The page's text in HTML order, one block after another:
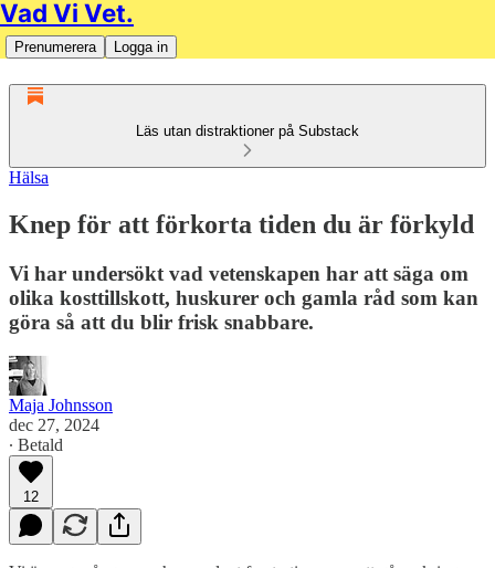
Vad Vi Vet.
Prenumerera Logga in
Läs utan distraktioner på Substack
Hälsa
Knep för att förkorta tiden du är förkyld
Vi har undersökt vad vetenskapen har att säga om
olika kosttillskott, huskurer och gamla råd som kan
göra så att du blir frisk snabbare.
Maja Johnsson
dec 27, 2024
∙ Betald
12